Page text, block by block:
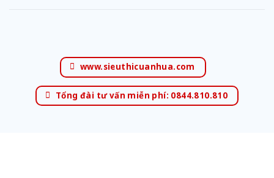
www.sieuthicuanhua.com
Tổng đài tư vấn miễn phí: 0844.810.810